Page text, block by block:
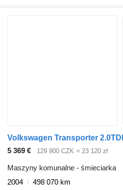
Volkswagen Transporter
5 369 €
129 900 CZK ≈ 23 120 zł
Maszyny komunalne - śmieciarka
2004
498 070 km